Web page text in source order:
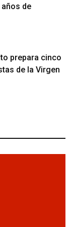
de
prepara cinco
de la Virgen